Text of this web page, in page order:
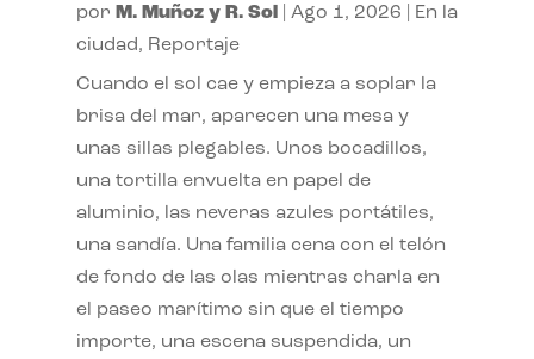
por M. Muñoz y R. Sol| Ago 1, 2026
En la
ciudad, Reportaje
Cuando el sol cae y empieza a soplar la
brisa del mar, aparecen una mesa y
unas sillas plegables. Unos bocadillos,
una tortilla envuelta en papel de
aluminio, las neveras azules portátiles,
una sandía. Una familia cena con el telón
de fondo de las olas mientras charla en
el paseo marítimo sin que el tiempo
importe, una escena suspendida, un